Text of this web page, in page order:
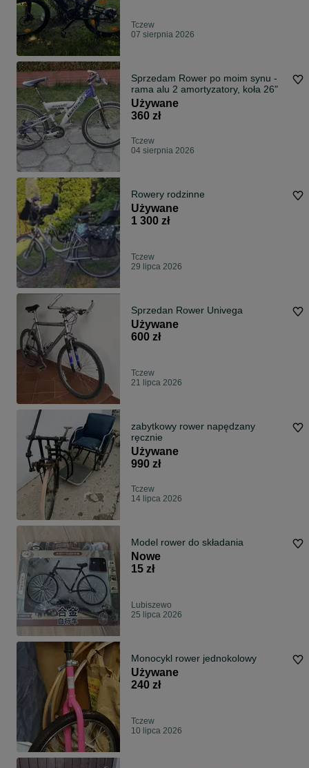
Tczew
07 sierpnia 2026
Sprzedam Rower po moim synu -
rama alu 2 amortyzatory, koła 26"
Używane
360 zł
Tczew
04 sierpnia 2026
Rowery rodzinne
Używane
1 300 zł
Tczew
29 lipca 2026
Sprzedan Rower Univega
Używane
600 zł
Tczew
21 lipca 2026
zabytkowy rower napędzany
ręcznie
Używane
990 zł
Tczew
14 lipca 2026
Model rower do składania
Nowe
15 zł
Lubiszewo
25 lipca 2026
Monocykl rower jednokolowy
Używane
240 zł
Tczew
10 lipca 2026